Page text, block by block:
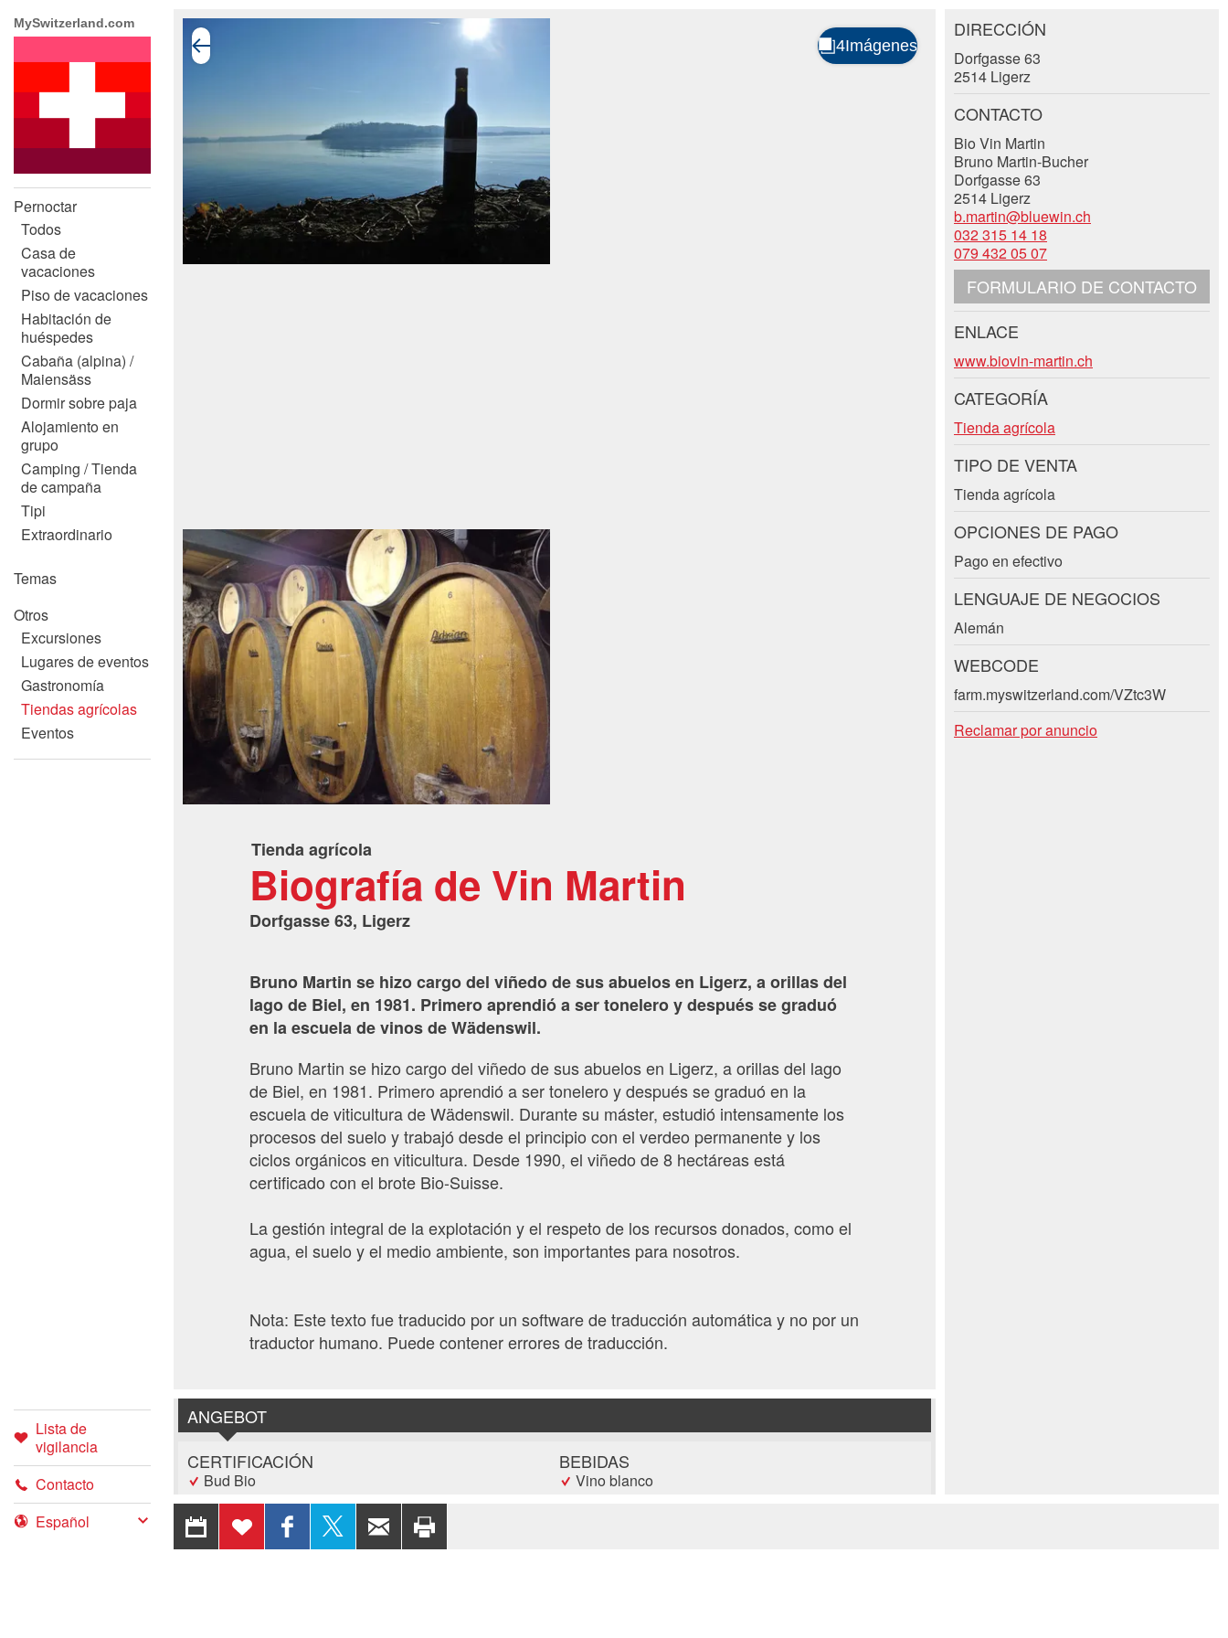
MySwitzerland.com
Pernoctar
Todos
Casa de
vacaciones
Piso de vacaciones
Habitación de
huéspedes
Cabaña (alpina) /
Maiensäss
Dormir sobre paja
Alojamiento en
grupo
Camping / Tienda
de campaña
Tipi
Extraordinario
Temas
Otros
Excursiones
Lugares de eventos
Gastronomía
Tiendas agrícolas
Eventos
Lista de
vigilancia
Contacto
Tienda agrícola
Biografía de Vin Martin
Dorfgasse 63, Ligerz
Bruno Martin se hizo cargo del viñedo de sus abuelos en Ligerz, a orillas del
lago de Biel, en 1981. Primero aprendió a ser tonelero y después se graduó
en la escuela de vinos de Wädenswil.
Bruno Martin se hizo cargo del viñedo de sus abuelos en Ligerz, a orillas del lago
de Biel, en 1981. Primero aprendió a ser tonelero y después se graduó en la
escuela de viticultura de Wädenswil. Durante su máster, estudió intensamente los
procesos del suelo y trabajó desde el principio con el verdeo permanente y los
ciclos orgánicos en viticultura. Desde 1990, el viñedo de 8 hectáreas está
certificado con el brote Bio-Suisse.
La gestión integral de la explotación y el respeto de los recursos donados, como el
agua, el suelo y el medio ambiente, son importantes para nosotros.
Nota: Este texto fue traducido por un software de traducción automática y no por un
traductor humano. Puede contener errores de traducción.
ANGEBOT
CERTIFICACIÓN
Bud Bio
TIPO DE PRODUCCIÓN
Producción ecológica (Bio)
BEBIDAS
Vino blanco
DIRECCIÓN
Dorfgasse 63
2514 Ligerz
CONTACTO
Bio Vin Martin
Bruno Martin-Bucher
Dorfgasse 63
2514 Ligerz
b.martin@bluewin.ch
032 315 14 18
079 432 05 07
FORMULARIO DE CONTACTO
ENLACE
www.biovin-martin.ch
CATEGORÍA
Tienda agrícola
TIPO DE VENTA
Tienda agrícola
OPCIONES DE PAGO
Pago en efectivo
LENGUAJE DE NEGOCIOS
Alemán
WEBCODE
farm.myswitzerland.com/VZtc3W
Reclamar por anuncio
EXPORTAR A
CALENDARIO
AÑADIR A
LA LISTA
DE
COMPARTIR
EN
FACEBOOK
COMPARTIR
EN X
RECOMENDAR
POR CORREO
ELECTRÓNICO